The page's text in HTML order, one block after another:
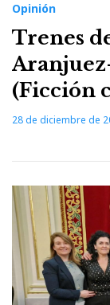
Opinión
Trenes
(Ficción
28 de diciembre de